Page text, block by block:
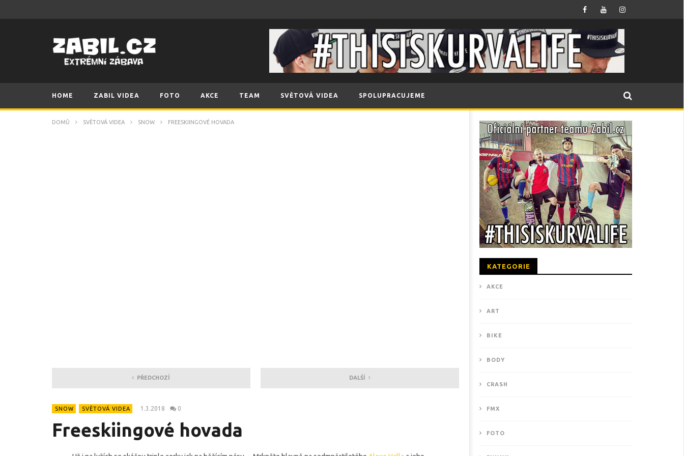
HOME ZABIL VIDEA FOTO AKCE TEAM SVĚTOVÁ VIDEA SPOLUPRACUJEME
DOMŮ SVĚTOVÁ VIDEA SNOW FREESKIINGOVÉ HOVADA
PŘEDCHOZÍ DALŠÍ
SNOW SVĚTOVÁ VIDEA 1.3.2018 0
Freeskiingové hovada
KATEGORIE
AKCE
ART
BIKE
BODY
CRASH
FMX
FOTO